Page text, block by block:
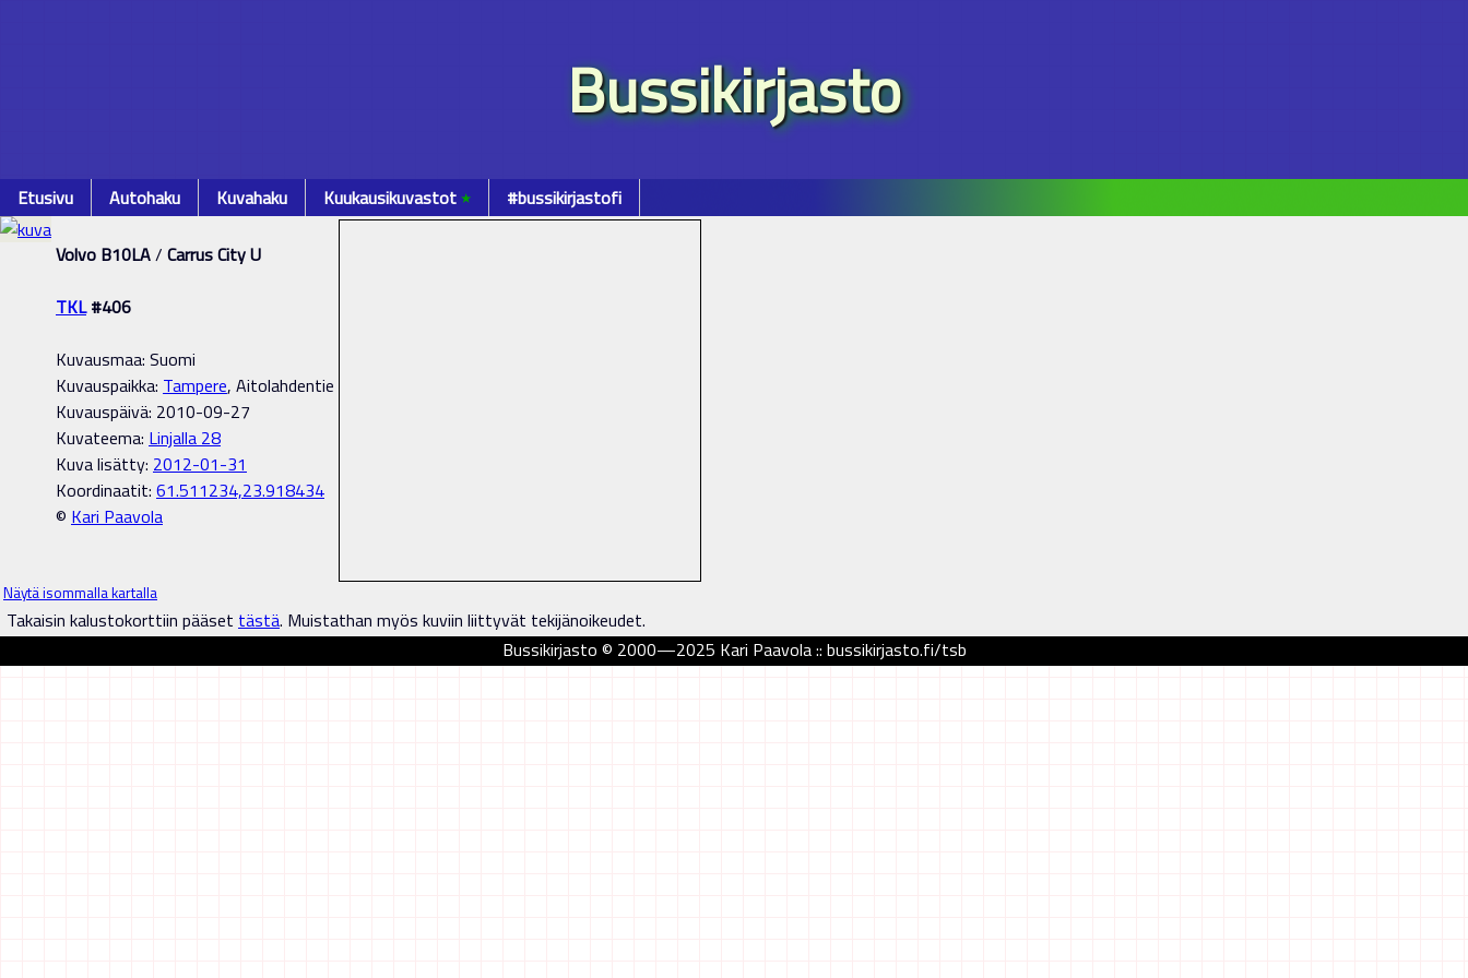
Bussikirjasto
Etusivu Autohaku Kuvahaku Kuukausikuvastot٭ #bussikirjastofi
Volvo B10LA/ Carrus City U
TKL#406
Kuvausmaa: Suomi
Kuvauspaikka: Tampere, Aitolahdentie
Kuvauspäivä: 2010-09-27
Kuvateema: Linjalla 28
Kuva lisätty: 2012-01-31
Koordinaatit: 61.511234,23.918434
© Kari Paavola
Näytä isommalla kartalla
Takaisin kalustokorttiin pääset tästä. Muistathan myös kuviin liittyvät tekijänoikeudet.
Bussikirjasto © 2000—2025 Kari Paavola :: bussikirjasto.fi/tsb